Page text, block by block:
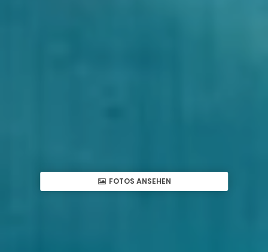
FOTOS ANSEHEN